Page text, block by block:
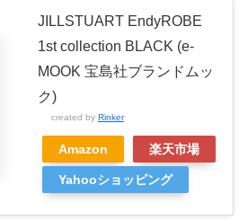
JILLSTUART EndyROBE
1st collection BLACK (e-
MOOK 宝島社ブランドムッ
ク)
created by Rinker
Amazon 楽天市場
Yahooショッピング